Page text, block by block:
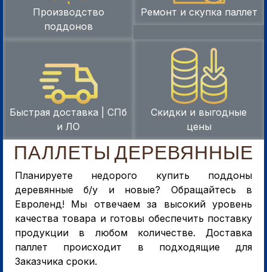
Производство
поддонов
Ремонт и скупка паллет
Быстрая доставка | СПб
и ЛО
Скидки и выгодные
цены
ПАЛЛЕТЫ ДЕРЕВЯННЫЕ
Планируете недорого купить поддоны
деревянные б/у и новые? Обращайтесь в
Евроленд! Мы отвечаем за высокий уровень
качества товара и готовы обеспечить поставку
продукции в любом количестве. Доставка
паллет происходит в подходящие для
Заказчика сроки.